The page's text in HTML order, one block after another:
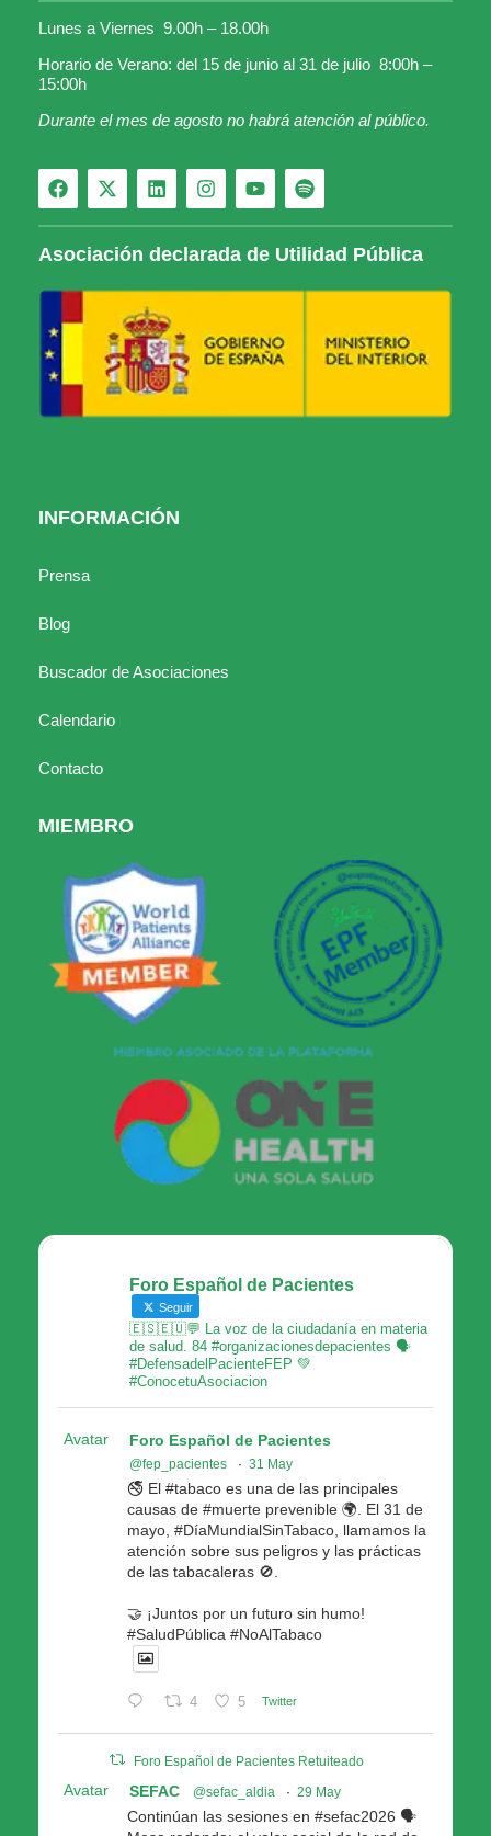
Lunes a Viernes 9.00h – 18.00h
Horario de Verano: del 15 de junio al 31 de julio 8:00h –
15:00h
Durante el mes de agosto no habrá atención al público.
Asociación declarada de Utilidad Pública
INFORMACIÓN
Prensa
Blog
Buscador de Asociaciones
Calendario
Contacto
MIEMBRO
Foro Español de Pacientes
Seguir
🇪🇸🇪🇺💬 La voz de la ciudadanía en materia
de salud. 84 #organizacionesdepacientes 🗣
#DefensadelPacienteFEP 💚
#ConocetuAsociacion
Avatar Foro Español de Pacientes
@fep_pacientes · 31 May
🚭 El #tabaco es una de las principales
causas de #muerte prevenible 🌍. El 31 de
mayo, #DíaMundialSinTabaco, llamamos la
atención sobre sus peligros y las prácticas
de las tabacaleras 🚫.
🤝 ¡Juntos por un futuro sin humo!
#SaludPública #NoAlTabaco
4 5 Twitter
Foro Español de Pacientes Retuiteado
Avatar SEFAC @sefac_aldia · 29 May
Continúan las sesiones en #sefac2026 🗣️